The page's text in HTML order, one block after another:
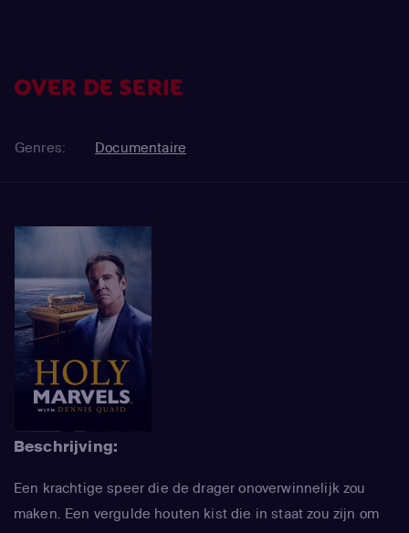
OVER DE SERIE
Genres: Documentaire
Beschrijving:
Een krachtige speer die de drager onoverwinnelijk zou
maken. Een vergulde houten kist die in staat zou zijn om